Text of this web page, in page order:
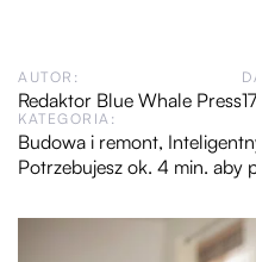
AUTOR:
Redaktor Blue Whale Press
KATEGORIA:
Budowa i remont,
Potrzebujesz ok. 4 min. aby